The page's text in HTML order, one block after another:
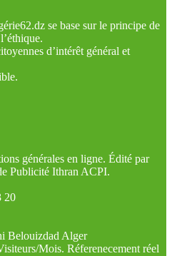
se base sur le principe de
d’intérêt général et
générales en ligne. Édité par
Publicité Ithran ACPI.
20
Belouizdad Alger
Mois. Réferenecement réel